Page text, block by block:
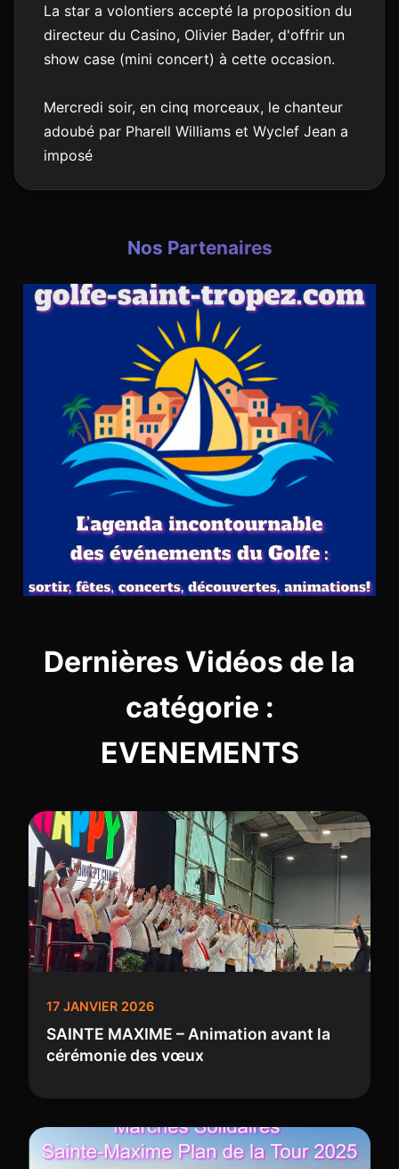
La star a volontiers accepté la proposition du
directeur du Casino, Olivier Bader, d'offrir un
show case (mini concert) à cette occasion.
Mercredi soir, en cinq morceaux, le chanteur
adoubé par Pharell Williams et Wyclef Jean a
imposé
Nos Partenaires
Dernières Vidéos de la
catégorie :
EVENEMENTS
17 JANVIER 2026
SAINTE MAXIME – Animation avant la
cérémonie des vœux